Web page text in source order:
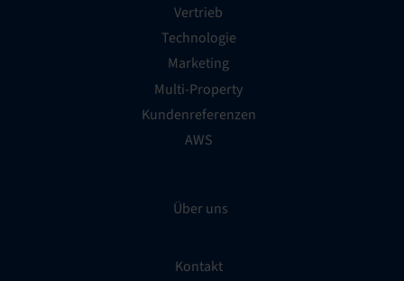
Vertrieb
Technologie
Marketing
Multi-Property
Kundenreferenzen
AWS
Über uns
Kontakt